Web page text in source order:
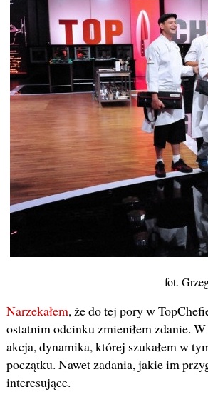
fot.
Narzekałem, że do tej pory w
ostatnim odcinku zmieniłem zdanie.
akcja, dynamika, której szukałem w
początku. Nawet zadania, jakie im
interesujące.